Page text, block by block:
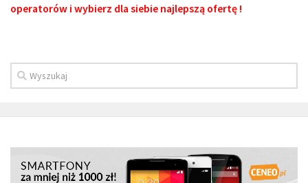
operatorów i wybierz dla siebie najlepszą ofertę !